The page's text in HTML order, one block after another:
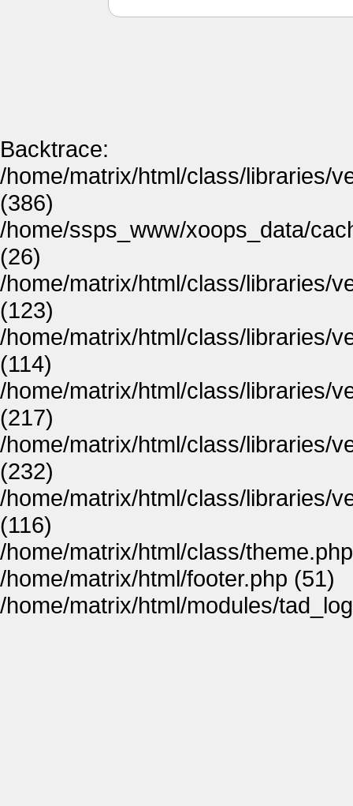
Backtrace:
/home/matrix/html/class/libraries/
(386)
/home/ssps_www/xoops_data/
(26)
/home/matrix/html/class/libraries/
(123)
/home/matrix/html/class/libraries/
(114)
/home/matrix/html/class/libraries/
(217)
/home/matrix/html/class/libraries/
(232)
/home/matrix/html/class/libraries/
(116)
/home/matrix/html/class/
/home/matrix/html/footer.php (51)
/home/matrix/html/modules/